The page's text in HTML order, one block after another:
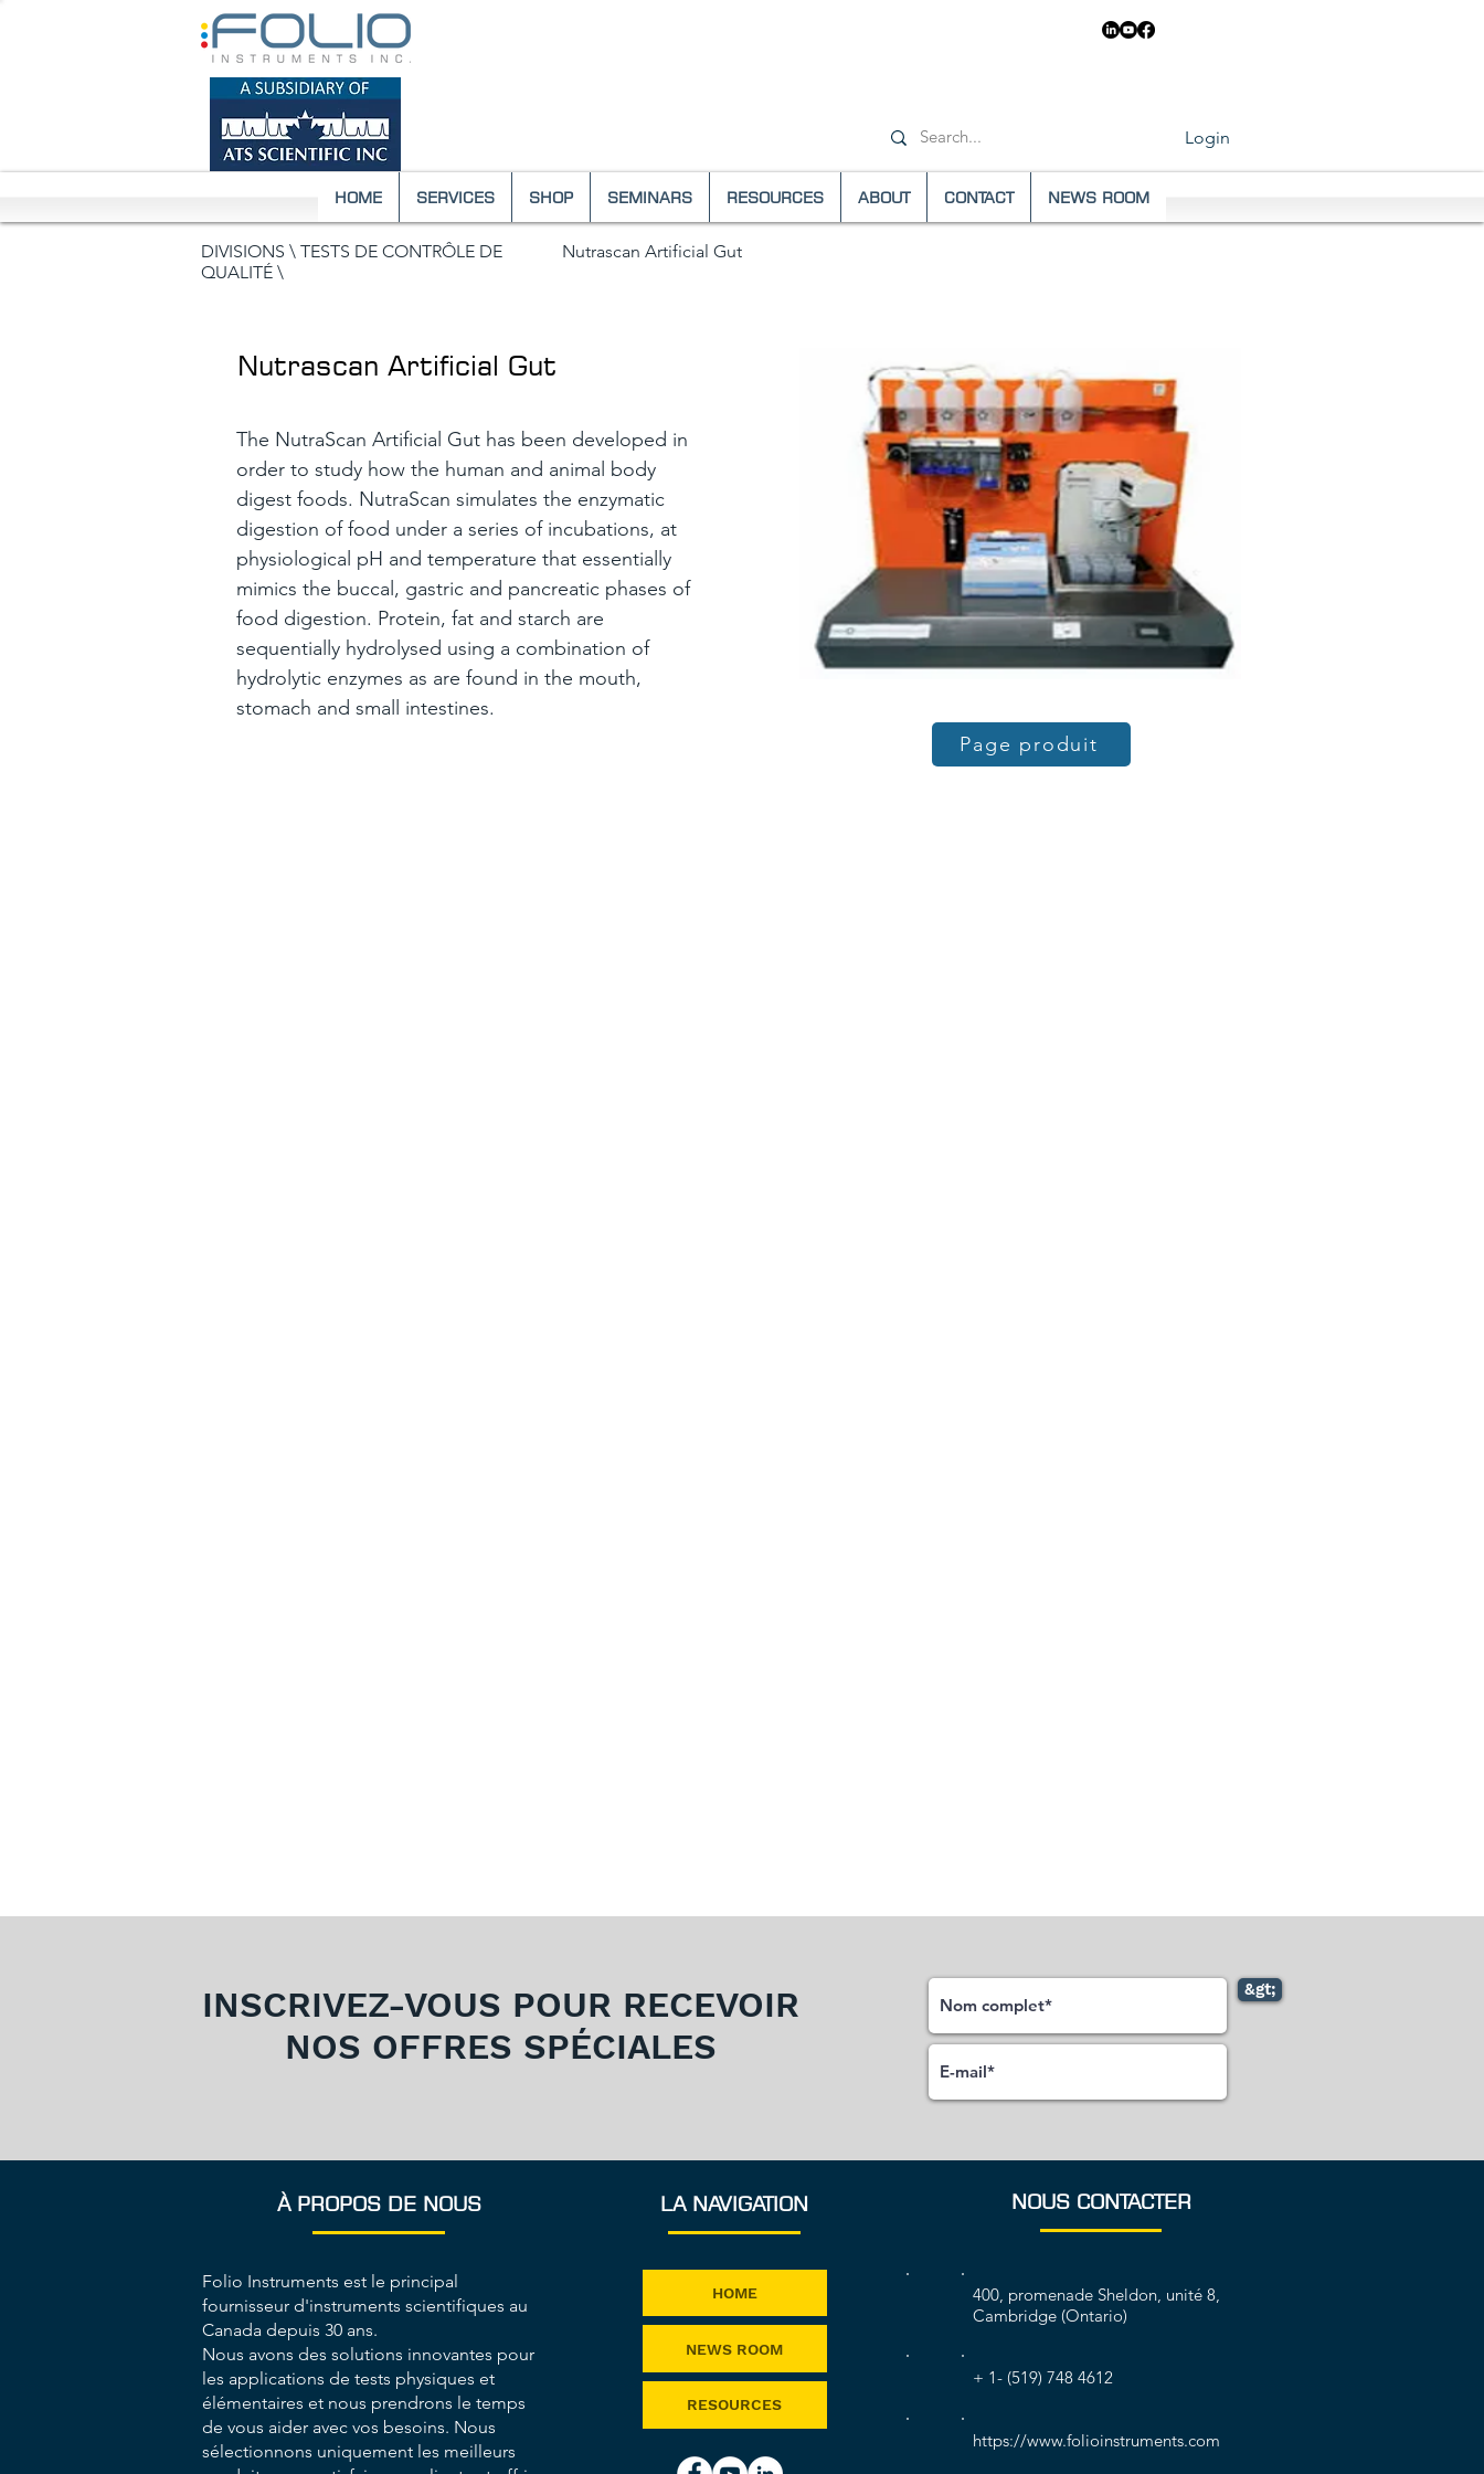
Login
HOME SERVICES SHOP SEMINARS RESOURCES ABOUT CONTACT NEWS ROOM
DIVISIONS \ TESTS DE CONTRÔLE DE
QUALITÉ \
Nutrascan Artificial Gut
Nutrascan Artificial Gut
Page produit
The NutraScan Artificial Gut has been developed in
order to study how the human and animal body
digest foods. NutraScan simulates the enzymatic
digestion of food under a series of incubations, at
physiological pH and temperature that essentially
mimics the buccal, gastric and pancreatic phases of
food digestion. Protein, fat and starch are
sequentially hydrolysed using a combination of
hydrolytic enzymes as are found in the mouth,
stomach and small intestines.
INSCRIVEZ-VOUS POUR RECEVOIR
NOS OFFRES SPÉCIALES
&gt;
À PROPOS DE NOUS
Folio Instruments est le principal
fournisseur d'instruments scientifiques au
Canada depuis 30 ans.
Nous avons des solutions innovantes pour
les applications de tests physiques et
élémentaires et nous prendrons le temps
de vous aider avec vos besoins. Nous
sélectionnons uniquement les meilleurs
LA NAVIGATION
HOME
NEWS ROOM
RESOURCES
NOUS CONTACTER
400, promenade Sheldon, unité 8,
Cambridge (Ontario)
+ 1- (519) 748 4612
https://www.folioinstruments.com